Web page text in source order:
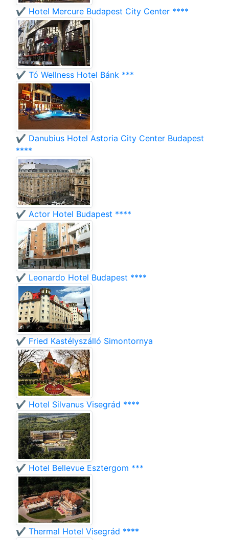
✔️ Hotel Mercure Budapest City Center ****
✔️ Tó Wellness Hotel Bánk ***
✔️ Danubius Hotel Astoria City Center Budapest
****
✔️ Actor Hotel Budapest ****
✔️ Leonardo Hotel Budapest ****
✔️ Fried Kastélyszálló Simontornya
✔️ Hotel Silvanus Visegrád ****
✔️ Hotel Bellevue Esztergom ***
✔️ Thermal Hotel Visegrád ****